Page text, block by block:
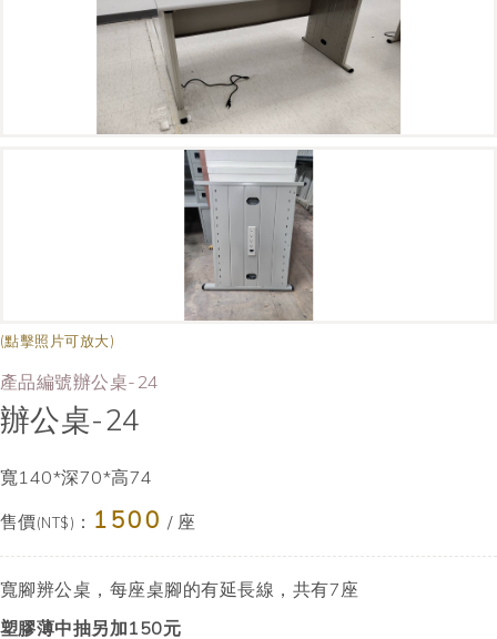
(點擊照片可放大)
產品編號辦公桌-24
辦公桌-24
寬140*深70*高74
售價(NT$) ： 1500 / 座
寬腳辨公桌，每座桌腳的有延長線，共有7座
塑膠薄中抽另加150元